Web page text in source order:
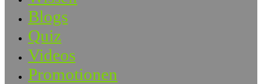
Blogs
Quiz
Videos
Promotionen